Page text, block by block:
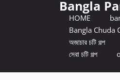
Bangla
HOME
Bangla Chuda
অজাচার চটি গল্প
সেরা চটি গল্প